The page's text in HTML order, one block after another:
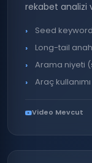
rekabet analizi
Seed
Long-tail
Arama niyeti
Araç
Video Mevcut